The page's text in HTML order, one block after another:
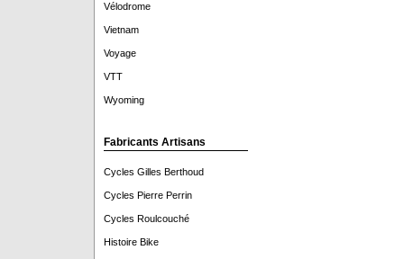
Vélodrome
Vietnam
Voyage
VTT
Wyoming
Fabricants Artisans
Cycles Gilles Berthoud
Cycles Pierre Perrin
Cycles Roulcouché
Histoire Bike